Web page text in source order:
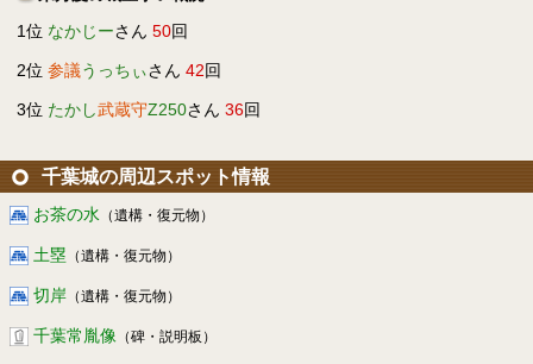
1位 なかじーさん 50回
2位 参議うっちぃさん 42回
3位 たかし武蔵守Z250さん 36回
千葉城の周辺スポット情報
お茶の水 （遺構・復元物）
土塁 （遺構・復元物）
切岸 （遺構・復元物）
千葉常胤像 （碑・説明板）